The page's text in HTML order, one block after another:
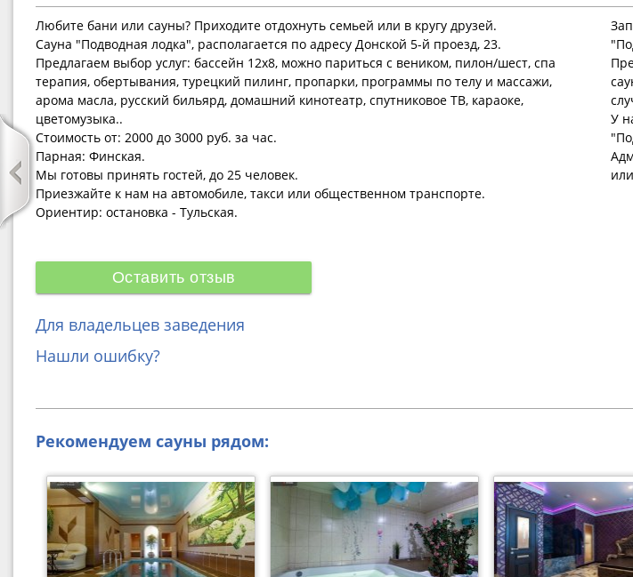
Любите бани или сауны? Приходите отдохнуть семьей или в кругу друзей.
Сауна "Подводная лодка", располагается по адресу Донской 5-й проезд, 23.
Предлагаем выбор услуг: бассейн 12х8, можно париться с веником, пилон/шест, спа
терапия, обертывания, турецкий пилинг, пропарки, программы по телу и массажи,
арома масла, русский бильярд, домашний кинотеатр, спутниковое ТВ, караоке,
цветомузыка..
Стоимость от: 2000 до 3000 руб. за час.
Парная: Финская.
Мы готовы принять гостей, до 25 человек.
Приезжайте к нам на автомобиле, такси или общественном транспорте.
Ориентир: остановка - Тульская.
У
Оставить отзыв
Для владельцев заведения
Нашли ошибку?
Рекомендуем сауны рядом: